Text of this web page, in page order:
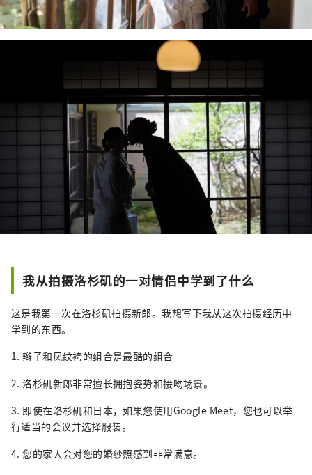
我从拍摄洛杉矶的一对情侣中学到了什么
这是我第一次在洛杉矶拍摄新郎。我想写下我从这次拍摄经历中
学到的东西。
1. 辫子和凤纹袴的组合是最酷的组合
2. 洛杉矶新郎非常擅长拥抱姿势和接吻场景。
3. 即使在洛杉矶和日本，如果您使用Google Meet，您也可以举
行适当的会议并选择服装。
4. 您的家人会对您的婚纱照感到非常满意。